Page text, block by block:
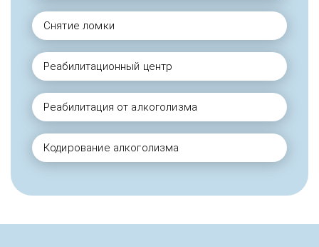
Снятие ломки
Реабилитационный центр
Реабилитация от алкоголизма
Кодирование алкоголизма